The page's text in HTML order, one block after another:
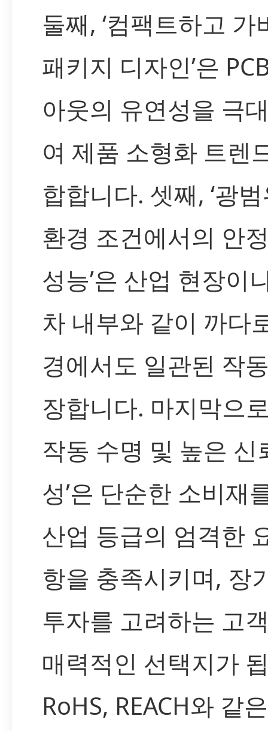
둘째, ‘컴팩트하고 가
패키지 디자인’은
아웃의 유연성을 극
여 제품 소형화 트렌
합합니다. 셋째, ‘광
환경 조건에서의 안
성능’은 산업 현장이
차 내부와 같이 까다
경에서도 일관된 작
장합니다. 마지막으
작동 수명 및 높은 신
성’은 단순한 소비재
산업 등급의 엄격한
항을 충족시키며, 장
투자를 고려하는 고
매력적인 선택지가
RoHS, REACH와 같